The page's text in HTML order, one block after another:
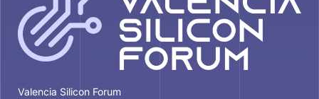
Valencia Silicon Forum